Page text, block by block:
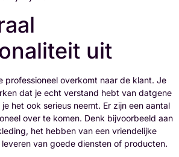
uit
professioneel overkomt naar de klant. Je
dat je echt verstand hebt van datgene
het ook serieus neemt. Er zijn een aantal
over te komen. Denk bijvoorbeeld aan
het hebben van een vriendelijke
van goede diensten of producten.